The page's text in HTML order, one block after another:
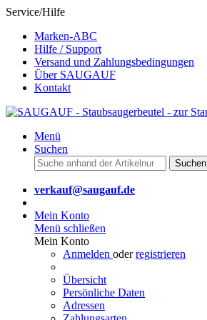
Service/Hilfe
Marken-ABC
Hilfe / Support
Versand und Zahlungsbedingungen
Über SAUGAUF
Kontakt
Menü
Suchen
Suchen
verkauf@saugauf.de
Mein Konto
Menü schließen
Mein Konto
Anmelden oderregistrieren
Übersicht
Persönliche Daten
Adressen